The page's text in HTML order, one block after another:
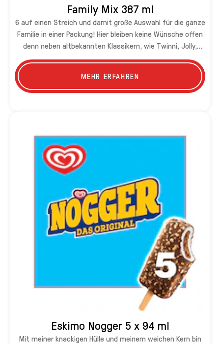
Family Mix 387 ml
6 auf einen Streich und damit große Auswahl für die ganze
Familie in einer Packung! Hier bleiben keine Wünsche offen
denn neben altbekannten Klassikern, wie Twinni, Jolly,
Twister Mini oder Calippo Cola ist auch der Newcomer
Twister Peek-A-Blue enthalten – Erfrischende Vielfalt
nicht nur im Sommer!
MEHR ERFAHREN
Eskimo Nogger 5 x 94 ml
Mit meiner knackigen Hülle und meinem weichen Kern bin